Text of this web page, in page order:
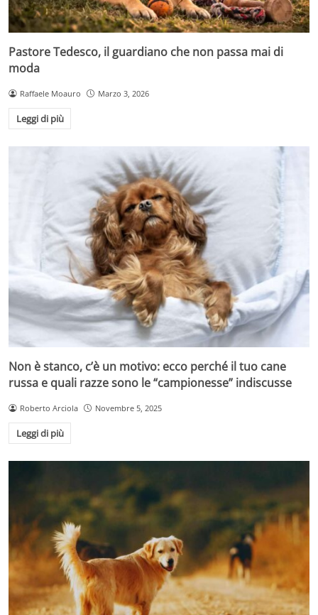
Pastore Tedesco, il guardiano che non passa mai di
moda
Raffaele Moauro Marzo 3, 2026
Leggi di più
Non è stanco, c’è un motivo: ecco perché il tuo cane
russa e quali razze sono le “campionesse” indiscusse
Roberto Arciola Novembre 5, 2025
Leggi di più